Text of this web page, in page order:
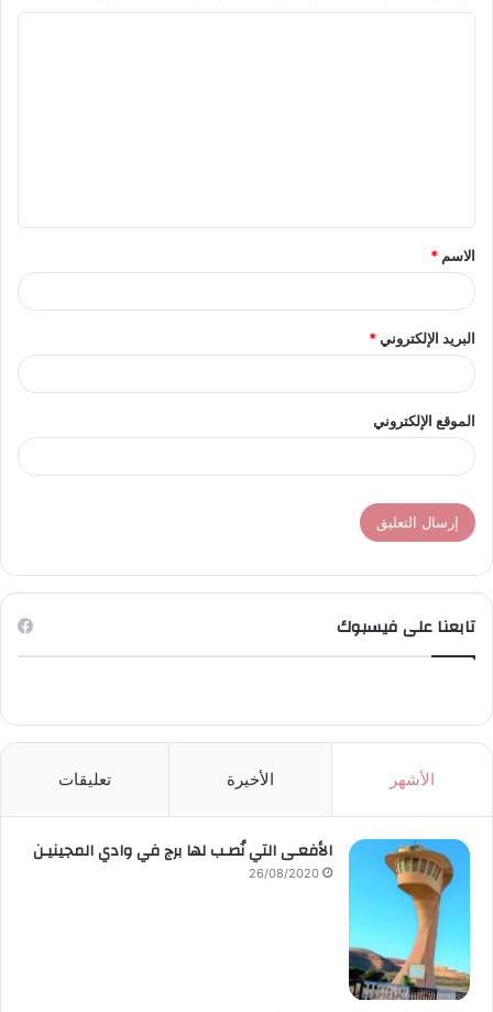
ق
*
الاسم *
البريد الإلكتروني*
الموقع الإلكتروني
تابعنا على فيسبوك
الأشهر الأخيرة تعليقات
الأفعـى التي نُصـب لها برج في وادي المجينيـن
26/08/2020